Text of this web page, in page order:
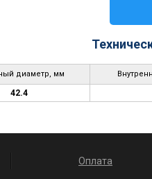
диаметр, мм
42.4
Оплата